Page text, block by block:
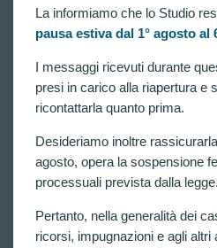
La informiamo che lo Studio
pausa estiva dal 1° agosto
I messaggi ricevuti durante
presi in carico alla riapertura e
ricontattarla quanto prima.
Desideriamo inoltre
agosto, opera la sospensione
processuali prevista dalla legge.
Pertanto, nella generalità dei
ricorsi, impugnazioni e agli altri
Decadenza dall’immissione in
per imputazione in procedimento
la riammissione in servizio se poi
Caradonna in difesa di un
decaduto dall’immissione in
quanto imputato in un
se poi assolto con formula piena.
CLAUDIA CARADONNA